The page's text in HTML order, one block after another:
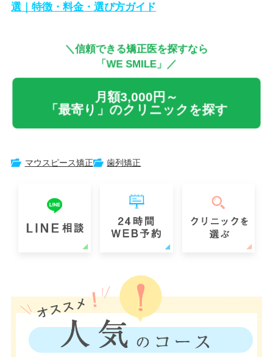
選｜特徴・料金・選び方ガイド
＼信頼できる矯正医を探すなら
「WE SMILE」／
月額3,000円～
「最寄り」のクリニックを探す
マウスピース矯正 歯列矯正